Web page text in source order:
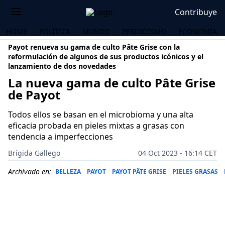
Contribuye
HOME POLÍTICA MUNDO PERIODISMO
ECONOMÍA
Payot renueva su gama de culto Pâte Grise con la
reformulación de algunos de sus productos icónicos y el
lanzamiento de dos novedades
La nueva gama de culto Pâte Grise
de Payot
Todos ellos se basan en el microbioma y una alta
eficacia probada en pieles mixtas a grasas con
tendencia a imperfecciones
Brígida Gallego
04 Oct 2023 - 16:14 CET
Archivado en: BELLEZA PAYOT PAYOT PÂTE GRISE PIELES GRASAS